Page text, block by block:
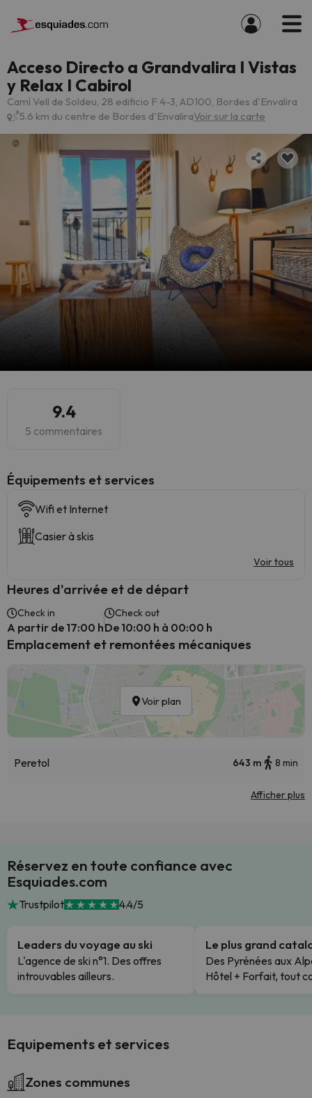
Acceso Directo a Grandvalira I Vistas
y Relax I Cabirol
Camí Vell de Soldeu, 28 edificio F 4-3, AD100, Bordes d'Envalira
5.6 km du centre de Bordes d'EnvaliraVoir sur la carte
9.4
5 commentaires
​Équipements et services
Wifi et Internet
Casier à skis
Voir tous
Heures d'arrivée et de départ
Check in
A partir de 17:00 h
Check out
De 10:00 h à 00:00 h
Emplacement et remontées mécaniques
Voir plan
Peretol 643 m 8 min
Afficher plus
Réservez en toute confiance avec
Esquiades.com
Trustpilot 4.4/5
Leaders du voyage au ski
L'agence de ski n°1. Des offres
introuvables ailleurs.
Le plus grand
Des Pyrénées aux
Hôtel + Forfait, tout
Equipements et services
Zones communes